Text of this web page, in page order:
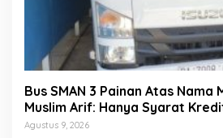
Bus SMAN 3 Painan Atas Nama
Muslim Arif: Hanya Syarat
Agustus 9, 2026